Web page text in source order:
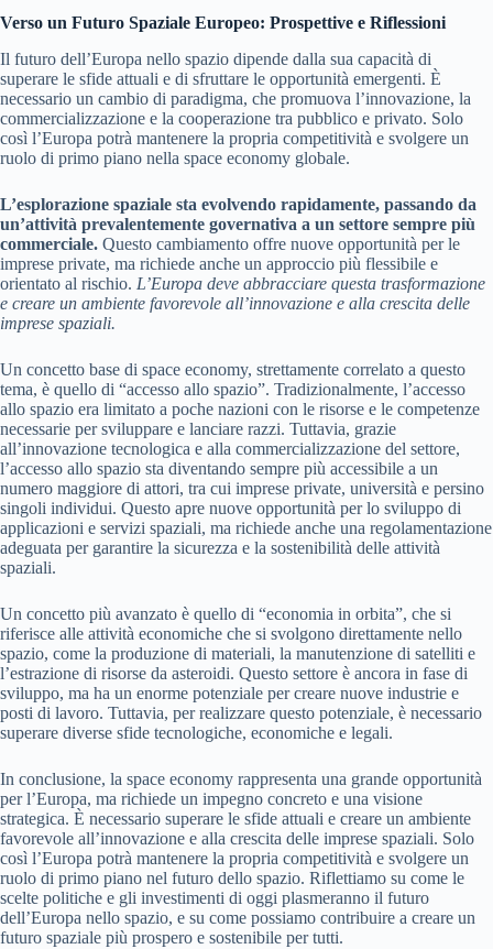
Verso un Futuro Spaziale Europeo: Prospettive e Riflessioni
Il futuro dell’Europa nello spazio dipende dalla sua capacità di
superare le sfide attuali e di sfruttare le opportunità emergenti. È
necessario un cambio di paradigma, che promuova l’innovazione, la
commercializzazione e la cooperazione tra pubblico e privato. Solo
così l’Europa potrà mantenere la propria competitività e svolgere un
ruolo di primo piano nella space economy globale.
L’esplorazione spaziale sta evolvendo rapidamente, passando da
un’attività prevalentemente governativa a un settore sempre più
commerciale. Questo cambiamento offre nuove opportunità per le
imprese private, ma richiede anche un approccio più flessibile e
orientato al rischio. L’Europa deve abbracciare questa trasformazione
e creare un ambiente favorevole all’innovazione e alla crescita delle
imprese spaziali.
Un concetto base di space economy, strettamente correlato a questo
tema, è quello di “accesso allo spazio”. Tradizionalmente, l’accesso
allo spazio era limitato a poche nazioni con le risorse e le competenze
necessarie per sviluppare e lanciare razzi. Tuttavia, grazie
all’innovazione tecnologica e alla commercializzazione del settore,
l’accesso allo spazio sta diventando sempre più accessibile a un
numero maggiore di attori, tra cui imprese private, università e persino
singoli individui. Questo apre nuove opportunità per lo sviluppo di
applicazioni e servizi spaziali, ma richiede anche una regolamentazione
adeguata per garantire la sicurezza e la sostenibilità delle attività
spaziali.
Un concetto più avanzato è quello di “economia in orbita”, che si
riferisce alle attività economiche che si svolgono direttamente nello
spazio, come la produzione di materiali, la manutenzione di satelliti e
l’estrazione di risorse da asteroidi. Questo settore è ancora in fase di
sviluppo, ma ha un enorme potenziale per creare nuove industrie e
posti di lavoro. Tuttavia, per realizzare questo potenziale, è necessario
superare diverse sfide tecnologiche, economiche e legali.
In conclusione, la space economy rappresenta una grande opportunità
per l’Europa, ma richiede un impegno concreto e una visione
strategica. È necessario superare le sfide attuali e creare un ambiente
favorevole all’innovazione e alla crescita delle imprese spaziali. Solo
così l’Europa potrà mantenere la propria competitività e svolgere un
ruolo di primo piano nel futuro dello spazio. Riflettiamo su come le
scelte politiche e gli investimenti di oggi plasmeranno il futuro
dell’Europa nello spazio, e su come possiamo contribuire a creare un
futuro spaziale più prospero e sostenibile per tutti.